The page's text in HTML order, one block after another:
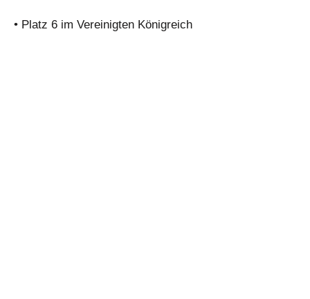
• Platz 6 im Vereinigten Königreich